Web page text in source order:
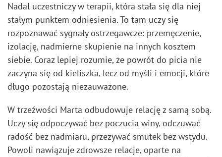
Nadal uczestniczy w terapii, która stała się dla niej
stałym punktem odniesienia. To tam uczy się
rozpoznawać sygnały ostrzegawcze: przemęczenie,
izolację, nadmierne skupienie na innych kosztem
siebie. Coraz lepiej rozumie, że powrót do picia nie
zaczyna się od kieliszka, lecz od myśli i emocji, które
długo pozostają niezauważone.
W trzeźwości Marta odbudowuje relację z samą sobą.
Uczy się odpoczywać bez poczucia winy, odczuwać
radość bez nadmiaru, przeżywać smutek bez wstydu.
Powoli nawiązuje zdrowsze relacje, oparte na